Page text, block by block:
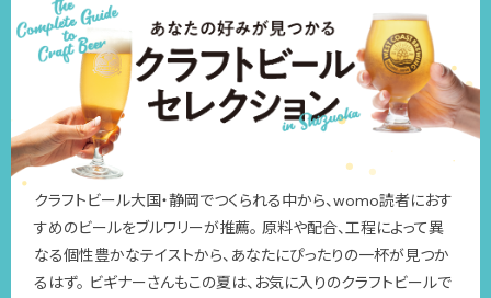
クラフトビール大国・静岡でつくられる中から、womo読者におす
すめのビールをブルワリーが推薦。 原料や配合、工程によって異
なる個性豊かなテイストから、あなたにぴったりの一杯が見つか
るはず。 ビギナーさんもこの夏は、お気に入りのクラフトビールで